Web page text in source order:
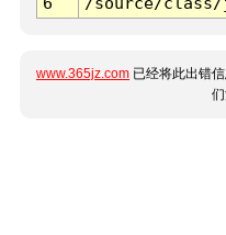
www.365jz.com 已经将此出错